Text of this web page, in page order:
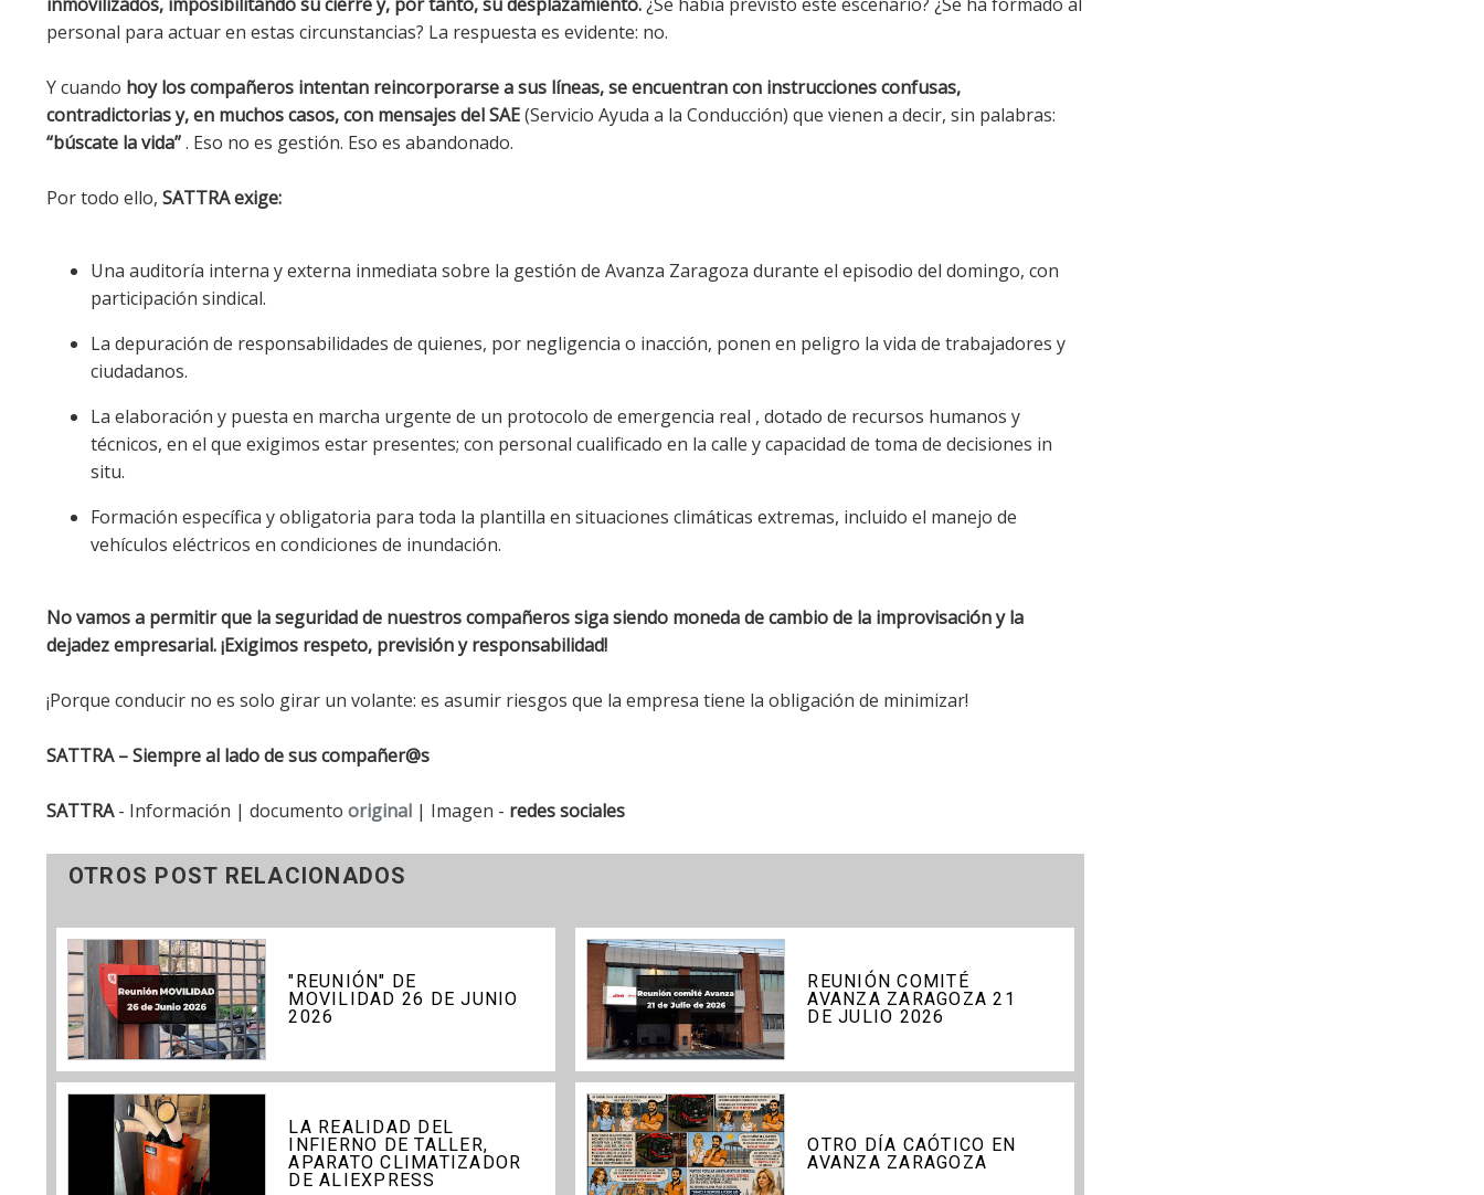
personal para actuar en estas circunstancias? La respuesta es evidente: no.
Y cuando hoy los compañeros intentan reincorporarse a sus líneas, se encuentran con instrucciones confusas,
contradictorias y, en muchos casos, con mensajes del SAE(Servicio Ayuda a la Conducción) que vienen a decir, sin palabras:
“búscate la vida”. Eso no es gestión. Eso es abandonado.
Por todo ello, SATTRA exige:
Una auditoría interna y externa inmediata sobre la gestión de Avanza Zaragoza durante el episodio del domingo, con
participación sindical.
La depuración de responsabilidades de quienes, por negligencia o inacción, ponen en peligro la vida de trabajadores y
ciudadanos.
La elaboración y puesta en marcha urgente de un protocolo de emergencia real , dotado de recursos humanos y
técnicos, en el que exigimos estar presentes; con personal cualificado en la calle y capacidad de toma de decisiones in
situ.
Formación específica y obligatoria para toda la plantilla en situaciones climáticas extremas, incluido el manejo de
vehículos eléctricos en condiciones de inundación.
No vamos a permitir que la seguridad de nuestros compañeros siga siendo moneda de cambio de la improvisación y la
dejadez empresarial. ¡Exigimos respeto, previsión y responsabilidad!
¡Porque conducir no es solo girar un volante: es asumir riesgos que la empresa tiene la obligación de minimizar!
SATTRA – Siempre al lado de sus compañer@s
SATTRA- Información | documento original | Imagen - redes sociales
OTROS POST RELACIONADOS
"REUNIÓN" DE
MOVILIDAD 26 DE JUNIO
2026
REUNIÓN COMITÉ
AVANZA ZARAGOZA 21
DE JULIO 2026
LA REALIDAD DEL
INFIERNO DE TALLER,
APARATO CLIMATIZADOR
DE ALIEXPRESS
OTRO DÍA CAÓTICO EN
AVANZA ZARAGOZA